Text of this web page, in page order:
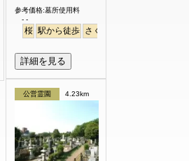
参考価格:墓所使用料
- -
桜 駅から徒歩 さくら
詳細を見る
公営霊園 4.23km